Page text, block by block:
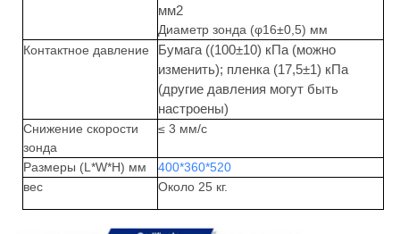
мм2
Диаметр зонда (φ16±0,5) мм
Контактное давление
Бумага ((100±10) кПа (можно
изменить); пленка (17,5±1) кПа
(другие давления могут быть
настроены)
Снижение скорости
зонда
≤ 3 мм/с
Размеры (L*W*H) мм
400*360*520
вес
Около 25 кг.